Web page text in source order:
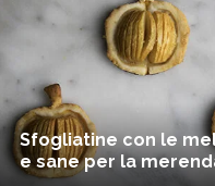
Sfogliatine con le
e sane per la